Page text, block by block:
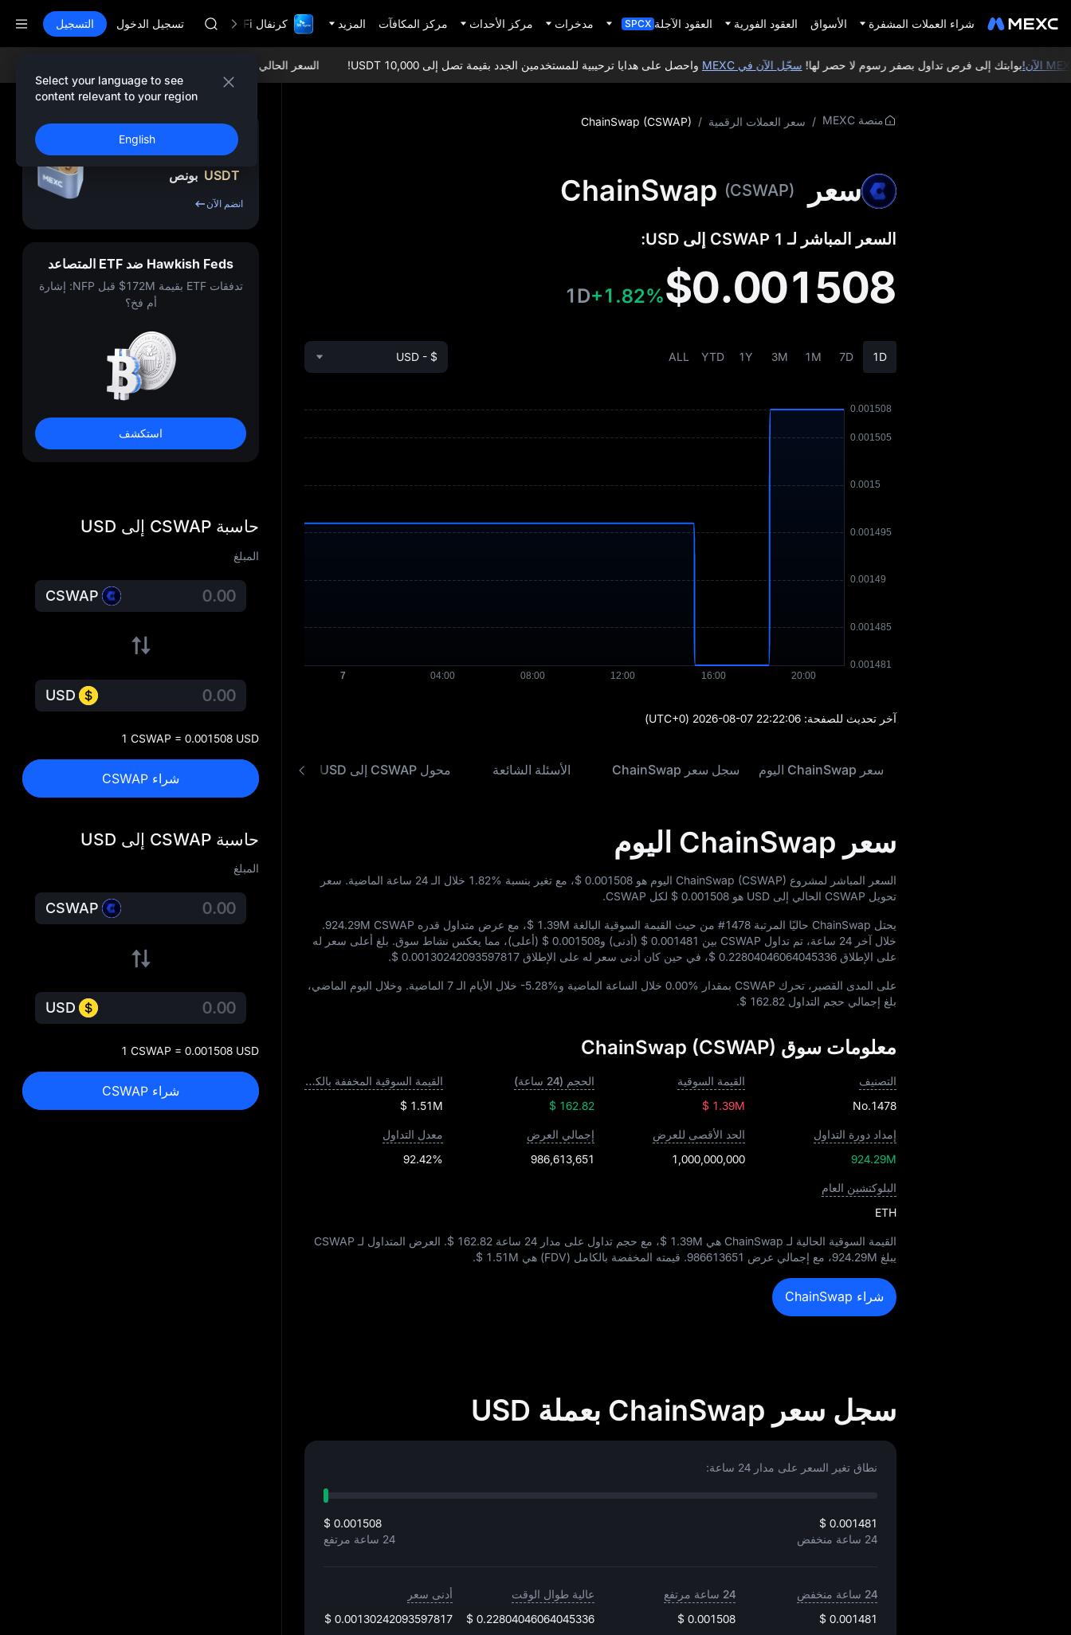
شراء العملات المشفرة الأسواق العقود الفورية العقود الآجلة SPCX مدخرات مركز الأحداث مركز المكافآت المزيد كرنفال TradFi مع 1,000,000$
SKYAI
اشتراك سوق يونيتري ستار في 10 أغسطس
GOLD(XAU)
AAOI
تسجيل الدخول التسجيل
Select your language to see
content relevant to your region
English
السعر الحالي USDC (USDCoin): بوابتك إلى فرص تداول بصفر رسوم لا حصر لها!سجّل الآن في MEXC واحصل على هدايا ترحيبية للمستخدمين الجدد بقيمة تصل إلى 10,000 USDT!
منصة MEXC / سعر العملات الرقمية /
ChainSwap (CSWAP)
سعر ChainSwap (CSWAP)
السعر المباشر لـ 1 CSWAP إلى USD:
$0.001508
+1.82%
1D
1D
7D
1M
3M
1Y
YTD
ALL
USD - $
آخر تحديث للصفحة: 2026-08-07 22:22:06
(UTC+0)
سعر ChainSwap اليوم سجل سعر ChainSwap الأسئلة الشائعة محول CSWAP إلى USD
سعر ChainSwap اليوم
السعر المباشر لمشروع ChainSwap (CSWAP) اليوم هو $ 0.001508، مع تغير بنسبة 1.82%
خلال الـ 24 ساعة الماضية. سعر
تحويل CSWAP الحالي إلى USD هو
$ 0.001508 لكل CSWAP.
يحتل ChainSwap حاليًا المرتبة #1478 من حيث القيمة السوقية البالغة $ 1.39M، مع عرض متداول قدره 924.29M CSWAP
.
خلال آخر 24 ساعة، تم تداول CSWAP بين
$ 0.001481 (أدنى) و$ 0.001508 (أعلى)، مما يعكس نشاط سوق. بلغ أعلى سعر له
على الإطلاق $ 0.22804046064045336، في حين كان أدنى سعر له على الإطلاق $ 0.00130242093597817
.
على المدى القصير، تحرك CSWAP بمقدار 0.00% خلال الساعة الماضية و-5.28%
خلال الأيام الـ 7 الماضية. وخلال اليوم الماضي،
بلغ إجمالي حجم التداول $ 162.82
.
معلومات سوق ChainSwap (CSWAP)
التصنيف
No.1478
القيمة السوقية
$ 1.39M
الحجم (24 ساعة)
$ 162.82
القيمة السوقية المخففة بالكامل
$ 1.51M
إمداد دورة التداول
924.29M
الحد الأقصى للعرض
1,000,000,000
إجمالي العرض
986,613,651
معدل التداول
92.42%
البلوكتشين العام
ETH
القيمة السوقية الحالية لـ ChainSwap هي $ 1.39M، مع حجم تداول على مدار 24 ساعة $ 162.82
. العرض المتداول لـ CSWAP
يبلغ 924.29M، مع إجمالي عرض 986613651. قيمته المخفضة بالكامل (FDV) هي $ 1.51M
.
شراء ChainSwap
سجل سعر ChainSwap بعملة USD
نطاق تغير السعر على مدار 24 ساعة:
$ 0.001481
24 ساعة منخفض
$ 0.001508
24 ساعة مرتفع
24 ساعة منخفض
$ 0.001481
24 ساعة مرتفع
$ 0.001508
عالية طوال الوقت
$ 0.22804046064045336
أدنى سعر
$ 0.00130242093597817
اشترك واحصل على ما
يصل إلى10,000
USDT بونص
انضم الآن
Hawkish Feds ضد ETF المتصاعد
تدفقات ETF بقيمة 172M$ قبل NFP: إشارة
أم فخ؟
استكشف
حاسبة CSWAP إلى USD
المبلغ
CSWAP
USD
1 CSWAP = 0.001508 USD
شراء CSWAP
حاسبة CSWAP إلى USD
المبلغ
CSWAP
USD
1 CSWAP = 0.001508 USD
شراء CSWAP